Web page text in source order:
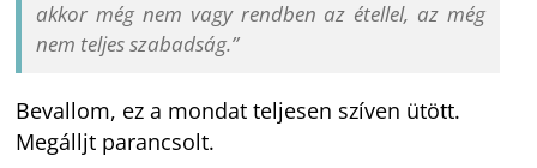
akkor még nem vagy rendben az étellel, az még
nem teljes szabadság.”
Bevallom, ez a mondat teljesen szíven ütött.
Megálljt parancsolt.